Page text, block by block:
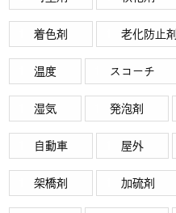
着色剤 老化防止剤
温度 スコーチ
湿気 発泡剤
自動車 屋外
架橋剤 加硫剤